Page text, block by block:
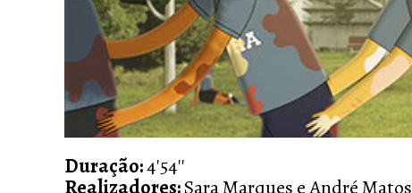
Duração:4'54''
Realizadores:Sara Marques e André Matos